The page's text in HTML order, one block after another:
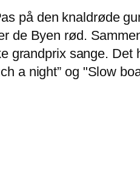
på den knaldrøde
de Byen rød.
grandprix sange. Det
a night” og "Slow